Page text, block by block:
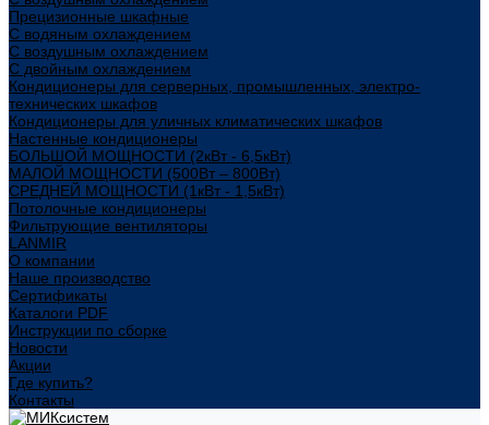
Прецизионные шкафные
С водяным охлаждением
С воздушным охлаждением
С двойным охлаждением
Кондиционеры для серверных, промышленных, электро-
технических шкафов
Кондиционеры для уличных климатических шкафов
Настенные кондиционеры
БОЛЬШОЙ МОЩНОСТИ (2кВт - 6,5кВт)
МАЛОЙ МОЩНОСТИ (500Вт – 800Вт)
СРЕДНЕЙ МОЩНОСТИ (1кВт - 1,5кВт)
Потолочные кондиционеры
Фильтрующие вентиляторы
LANMIR
О компании
Наше производство
Сертификаты
Каталоги PDF
Инструкции по сборке
Новости
Акции
Где купить?
Контакты